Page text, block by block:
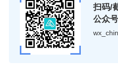
扫码/
公众号